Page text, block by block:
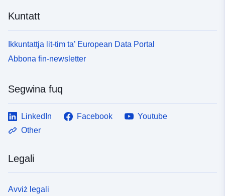
Kuntatt
Ikkuntattja lit-tim ta’ European Data Portal
Abbona fin-newsletter
Segwina fuq
LinkedIn Facebook
Youtube
Other
Legali
Avviż legali